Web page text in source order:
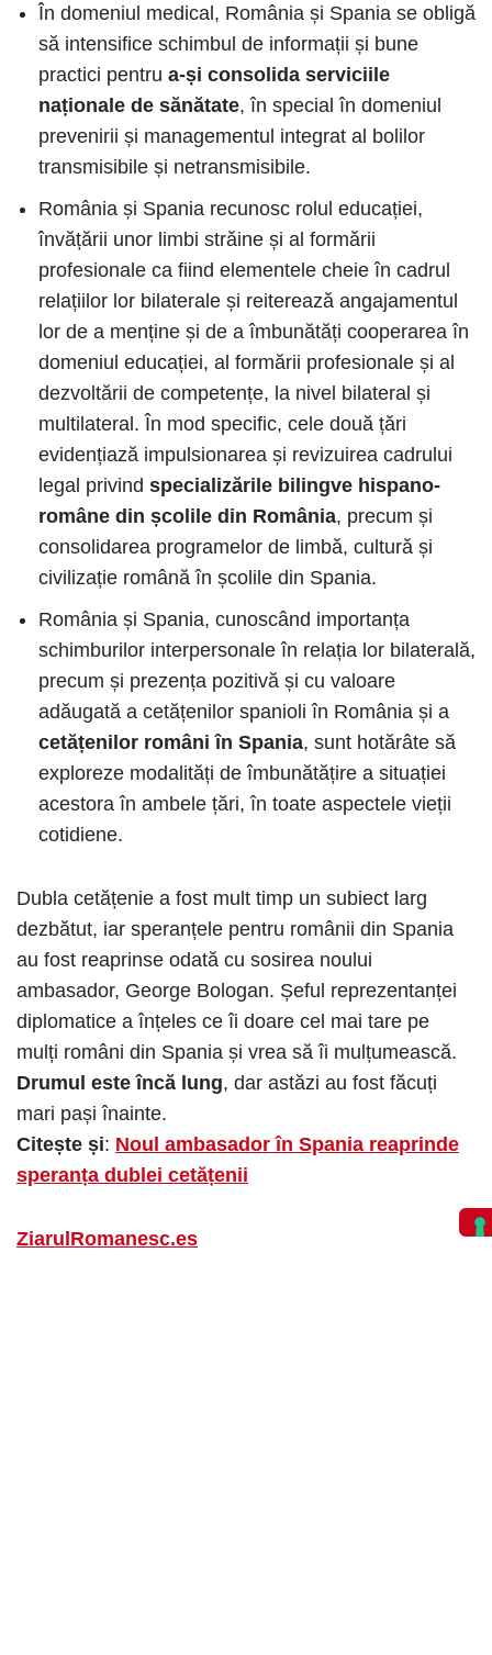
În domeniul medical, România și Spania se obligă
să intensifice schimbul de informații și bune
practici pentru a-și consolida serviciile
naționale de sănătate, în special în domeniul
prevenirii și managementul integrat al bolilor
transmisibile și netransmisibile.
România și Spania recunosc rolul educației,
învățării unor limbi străine și al formării
profesionale ca fiind elementele cheie în cadrul
relațiilor lor bilaterale și reiterează angajamentul
lor de a menține și de a îmbunătăți cooperarea în
domeniul educației, al formării profesionale și al
dezvoltării de competențe, la nivel bilateral și
multilateral. În mod specific, cele două țări
evidențiază impulsionarea și revizuirea cadrului
legal privind specializările bilingve hispano-
române din școlile din România, precum și
consolidarea programelor de limbă, cultură și
civilizație română în școlile din Spania.
România și Spania, cunoscând importanța
schimburilor interpersonale în relația lor bilaterală,
precum și prezența pozitivă și cu valoare
adăugată a cetățenilor spanioli în România și a
cetățenilor români în Spania, sunt hotărâte să
exploreze modalități de îmbunătățire a situației
acestora în ambele țări, în toate aspectele vieții
cotidiene.
Dubla cetățenie a fost mult timp un subiect larg
dezbătut, iar speranțele pentru românii din Spania
au fost reaprinse odată cu sosirea noului
ambasador, George Bologan. Șeful reprezentanței
diplomatice a înțeles ce îi doare cel mai tare pe
mulți români din Spania și vrea să îi mulțumească.
Drumul este încă lung, dar astăzi au fost făcuți
mari pași înainte.
Citește și: Noul ambasador în Spania reaprinde
speranța dublei cetățenii
ZiarulRomanesc.es